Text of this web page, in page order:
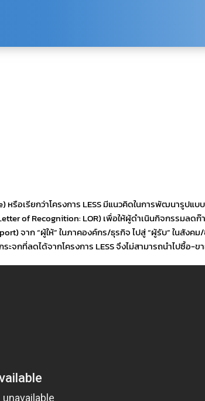
รือเรียกว่าโครงการ LESS มีแนวคิดในการพัฒนารูปแ
of Recognition: LOR) เพื่อให้ผู้ดำเนินกิจกรรมลดก๊
จาก “ผู้ให้” ในภาคองค์กร/ธุรกิจ ไปสู่ “ผู้รับ” ในสัง
จกที่ลดได้จากโครงการ LESS จึงไม่สามารถนำไปซื้อ-ข